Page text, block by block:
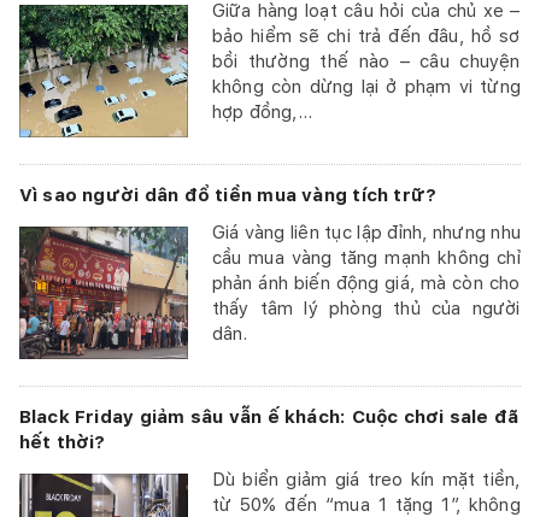
Giữa hàng loạt câu hỏi của chủ xe –
bảo hiểm sẽ chi trả đến đâu, hồ sơ
bồi thường thế nào – câu chuyện
không còn dừng lại ở phạm vi từng
hợp đồng,...
Vì sao người dân đổ tiền mua vàng tích trữ?
Giá vàng liên tục lập đỉnh, nhưng nhu
cầu mua vàng tăng mạnh không chỉ
phản ánh biến động giá, mà còn cho
thấy tâm lý phòng thủ của người
dân.
Black Friday giảm sâu vẫn ế khách: Cuộc chơi sale đã
hết thời?
Dù biển giảm giá treo kín mặt tiền,
từ 50% đến “mua 1 tặng 1”, không